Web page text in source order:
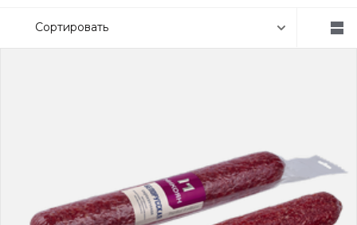
Сортировать